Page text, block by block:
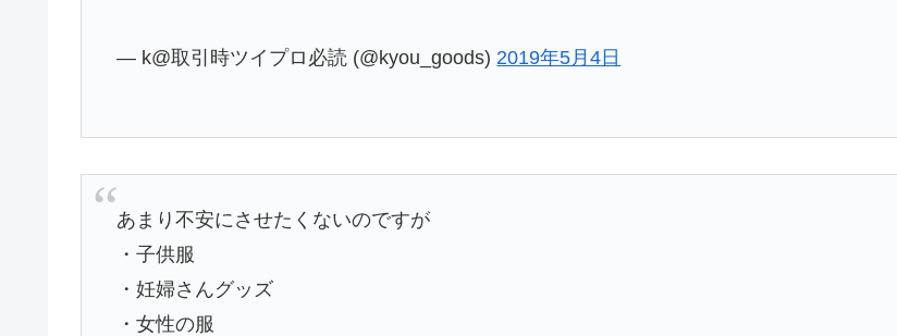
— k@取引時ツイプロ必読 (@kyou_goods) 2019年5月4日
あまり不安にさせたくないのですが
・子供服
・妊婦さんグッズ
・女性の服